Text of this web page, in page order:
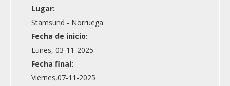
Lugar:
Stamsund - Norruega
Fecha de inicio:
Lunes, 03-11-2025
Fecha final:
Viernes,07-11-2025